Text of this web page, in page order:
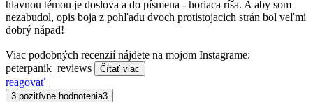
hlavnou témou je doslova a do písmena - horiaca ríša. A aby som
nezabudol, opis boja z pohľadu dvoch protistojacich strán bol veľmi
dobrý nápad!
Viac podobných recenzií nájdete na mojom Instagrame:
peterpanik_reviews
Čítať viac
reagovať
3 pozitívne hodnotenia3